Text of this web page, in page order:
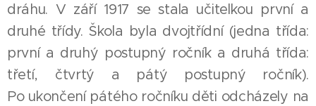
dráhu. V září 1917 se stala učitelkou první a
druhé třídy. Škola byla dvojtřídní (jedna třída:
první a druhý postupný ročník a druhá třída:
třetí, čtvrtý a pátý postupný ročník).
Po ukončení pátého ročníku děti odcházely na